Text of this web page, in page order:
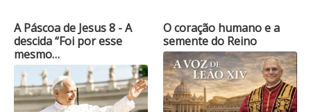
A Páscoa de Jesus 8 - A
descida “Foi por esse
mesmo…
O coração humano e a
semente do Reino